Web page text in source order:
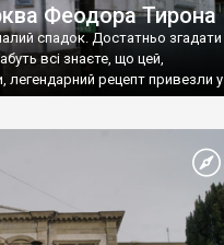
Феодора Тирона
спадок. Достатньо згадати
всі знаєте, що цей,
легендарний рецепт привезли у